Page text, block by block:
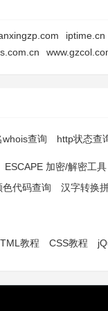
iptime.cn
whois查询 http状态查
ESCAPE 加密/解密工具
色代码查询 汉字转换
教程 CSS教程